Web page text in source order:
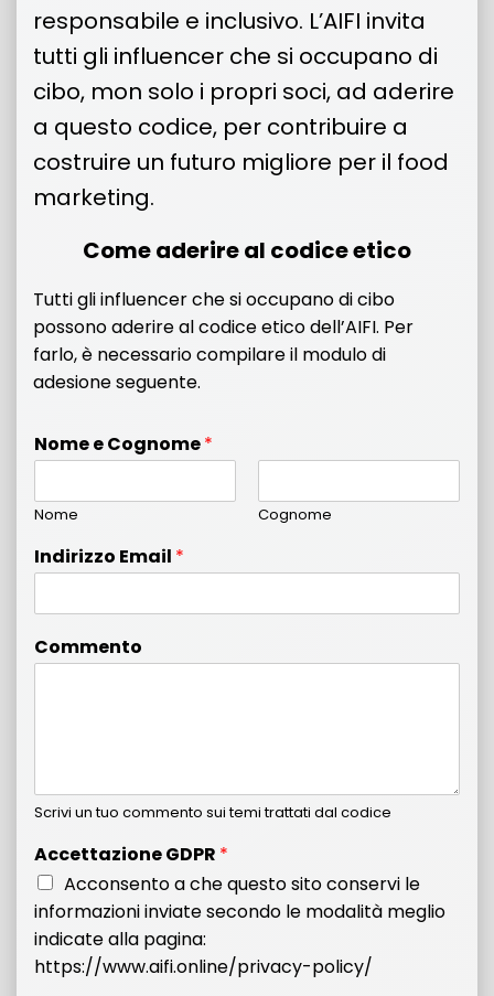
responsabile e inclusivo. L’AIFI invita
tutti gli influencer che si occupano di
cibo, mon solo i propri soci, ad aderire
a questo codice, per contribuire a
costruire un futuro migliore per il food
marketing.
Come aderire al codice etico
Tutti gli influencer che si occupano di cibo
possono aderire al codice etico dell’AIFI. Per
farlo, è necessario compilare il modulo di
adesione seguente.
Nome e Cognome*
Nome Cognome
Indirizzo Email *
Commento
Scrivi un tuo commento sui temi trattati dal codice
Accettazione GDPR *
Acconsento a che questo sito conservi le
informazioni inviate secondo le modalità meglio
indicate alla pagina:
https://www.aifi.online/privacy-policy/